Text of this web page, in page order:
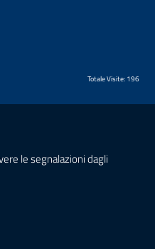
Totale Visite: 196
le segnalazioni dagli